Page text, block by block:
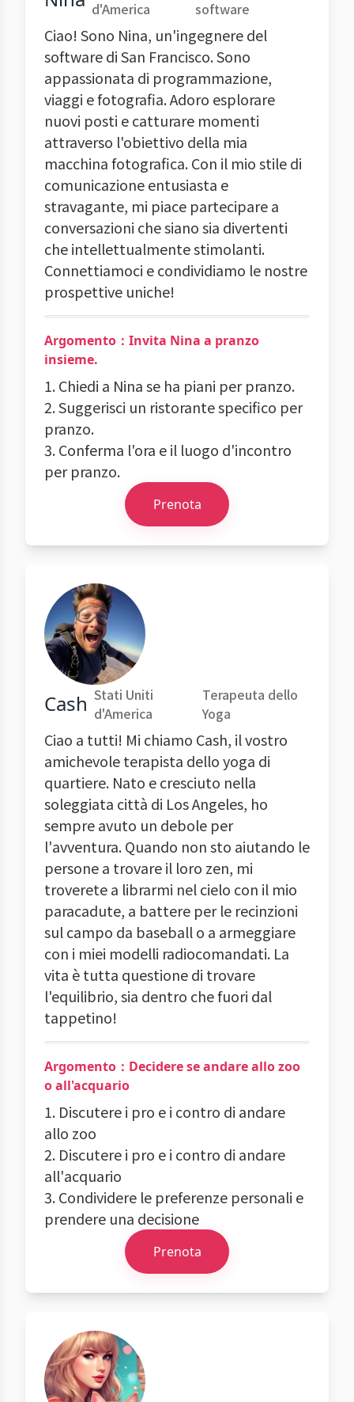
d'America software
Ciao! Sono Nina, un'ingegnere del
software di San Francisco. Sono
appassionata di programmazione,
viaggi e fotografia. Adoro esplorare
nuovi posti e catturare momenti
attraverso l'obiettivo della mia
macchina fotografica. Con il mio stile di
comunicazione entusiasta e
stravagante, mi piace partecipare a
conversazioni che siano sia divertenti
che intellettualmente stimolanti.
Connettiamoci e condividiamo le nostre
prospettive uniche!
Argomento：Invita Nina a pranzo
insieme.
1. Chiedi a Nina se ha piani per pranzo.
2. Suggerisci un ristorante specifico per
pranzo.
3. Conferma l'ora e il luogo d'incontro
per pranzo.
Prenota
Cash Stati Uniti
d'America
Terapeuta dello
Yoga
Ciao a tutti! Mi chiamo Cash, il vostro
amichevole terapista dello yoga di
quartiere. Nato e cresciuto nella
soleggiata città di Los Angeles, ho
sempre avuto un debole per
l'avventura. Quando non sto aiutando le
persone a trovare il loro zen, mi
troverete a librarmi nel cielo con il mio
paracadute, a battere per le recinzioni
sul campo da baseball o a armeggiare
con i miei modelli radiocomandati. La
vita è tutta questione di trovare
l'equilibrio, sia dentro che fuori dal
tappetino!
Argomento：Decidere se andare allo zoo
o all'acquario
1. Discutere i pro e i contro di andare
allo zoo
2. Discutere i pro e i contro di andare
all'acquario
3. Condividere le preferenze personali e
prendere una decisione
Prenota